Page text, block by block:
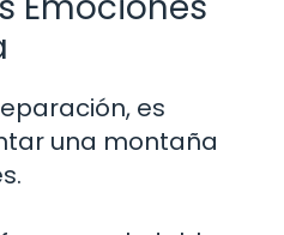
es
una montaña